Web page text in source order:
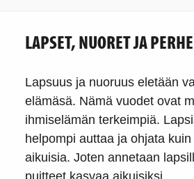
LAPSET, NUORET JA
Lapsuus ja nuoruus eletään
elämäsä. Nämä vuodet ovat
ihmiselämän terkeimpiä.
helpompi auttaa ja ohjata
aikuisia. Joten annetaan
puitteet kasvaa aikuisiksi.